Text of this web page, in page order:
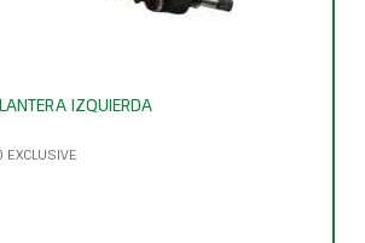
IZQUIERDA
EXCLUSIVE